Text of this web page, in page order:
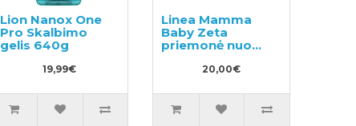
Lion Nanox One
Pro Skalbimo
gelis 640g
19,99€
Linea Mamma
Baby Zeta
priemonė nuo
uodų kūdikiams
20,00€